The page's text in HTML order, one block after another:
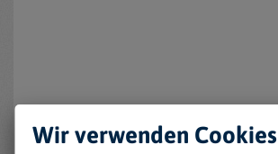
Wir verwenden Cookies